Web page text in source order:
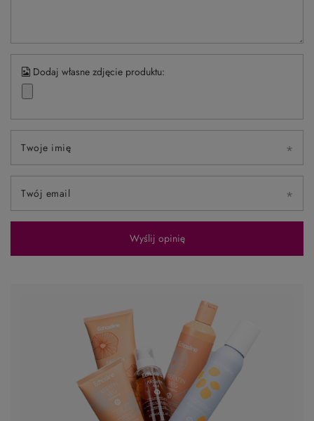
Dodaj własne zdjęcie produktu:
Twoje imię
Twój email
Wyślij opinię